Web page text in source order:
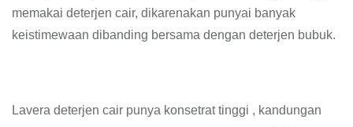
memakai deterjen cair, dikarenakan punyai banyak
keistimewaan dibanding bersama dengan deterjen bubuk.
Lavera deterjen cair punya konsetrat tinggi , kandungan